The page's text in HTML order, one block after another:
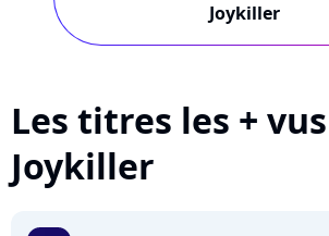
Joykiller
Les titres les +
Joykiller